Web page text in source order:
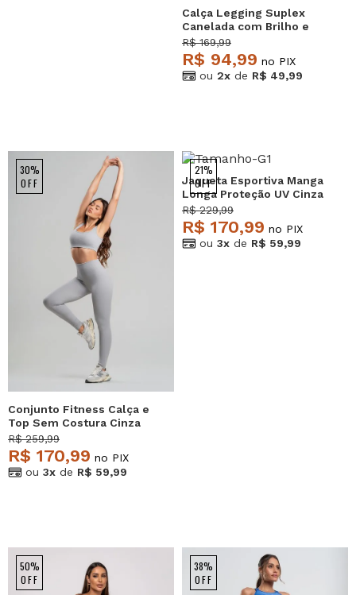
Calça Legging Suplex
Canelada com Brilho e
Recortes Azul Salvatore
R$ 169,99
R$ 94,99 no PIX
ou 2x de R$ 49,99
30%
OFF
Conjunto Fitness Calça e
Top Sem Costura Cinza
Salvatore
R$ 259,99
R$ 170,99 no PIX
ou 3x de R$ 59,99
21%
OFF
Jaqueta Esportiva Manga
Longa Proteção UV Cinza
Salvatore
R$ 229,99
R$ 170,99 no PIX
ou 3x de R$ 59,99
50%
OFF
38%
OFF